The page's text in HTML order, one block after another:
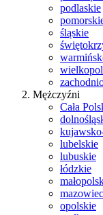
podlaskie
śląskie
Mężczyźni
Cała
lubelskie
lubuskie
łódzkie
opolskie